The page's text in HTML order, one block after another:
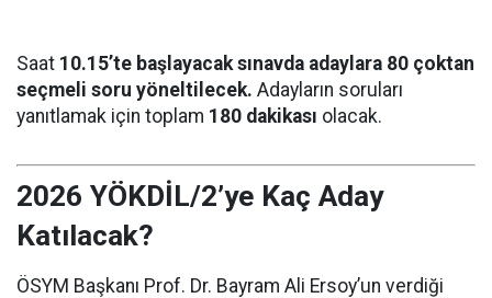
Saat 10.15’te başlayacak sınavda adaylara 80 çoktan
seçmeli soru yöneltilecek. Adayların soruları
yanıtlamak için toplam 180 dakikası olacak.
2026 YÖKDİL/2’ye Kaç Aday
Katılacak?
ÖSYM Başkanı Prof. Dr. Bayram Ali Ersoy’un verdiği